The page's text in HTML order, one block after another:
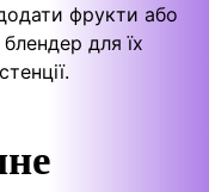
фрукти або
для їх